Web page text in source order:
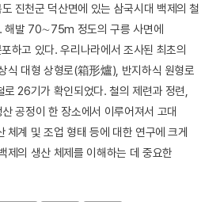
진천군 덕산면에 있는 삼국시대 백제의 철
해발 70∼75m 정도의 구릉 사면에
하고 있다. 우리나라에서 조사된 최초의
식 대형 상형로(箱形爐), 반지하식 원형로
26기가 확인되었다. 철의 제련과 정련,
공정이 한 장소에서 이루어져서 고대
체계 및 조업 형태 등에 대한 연구에 크게
제의 생산 체제를 이해하는 데 중요한